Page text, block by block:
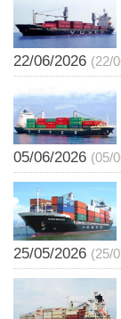
22/06/2026 (22/
05/06/2026 (05/
25/05/2026 (25/